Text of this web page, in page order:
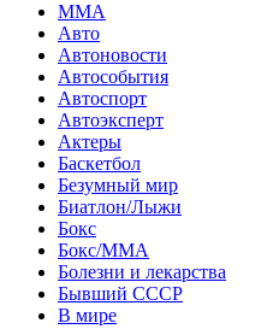
MMA
Авто
Автоновости
Автособытия
Автоспорт
Автоэксперт
Актеры
Баскетбол
Безумный мир
Биатлон/Лыжи
Бокс
Бокс/MMA
Болезни и лекарства
Бывший СССР
В мире